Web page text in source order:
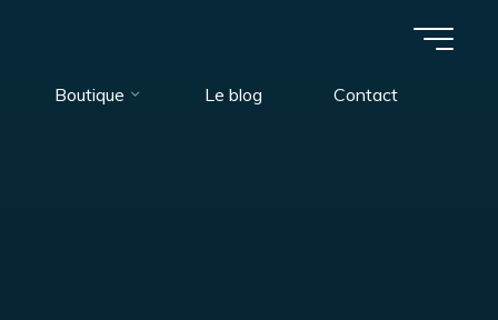
Boutique Le blog Contact